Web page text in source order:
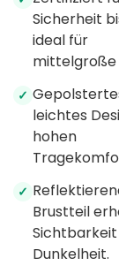
Sicherheit
ideal für
mittelgroße
✓
leichtes
hohen
✓
Brustteil
Dunkelheit.